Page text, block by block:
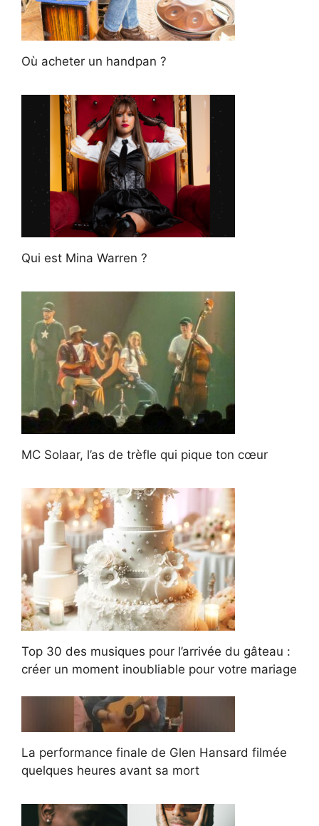
Où acheter un handpan ?
Qui est Mina Warren ?
MC Solaar, l’as de trèfle qui pique ton cœur
Top 30 des musiques pour l’arrivée du gâteau :
créer un moment inoubliable pour votre mariage
La performance finale de Glen Hansard filmée
quelques heures avant sa mort